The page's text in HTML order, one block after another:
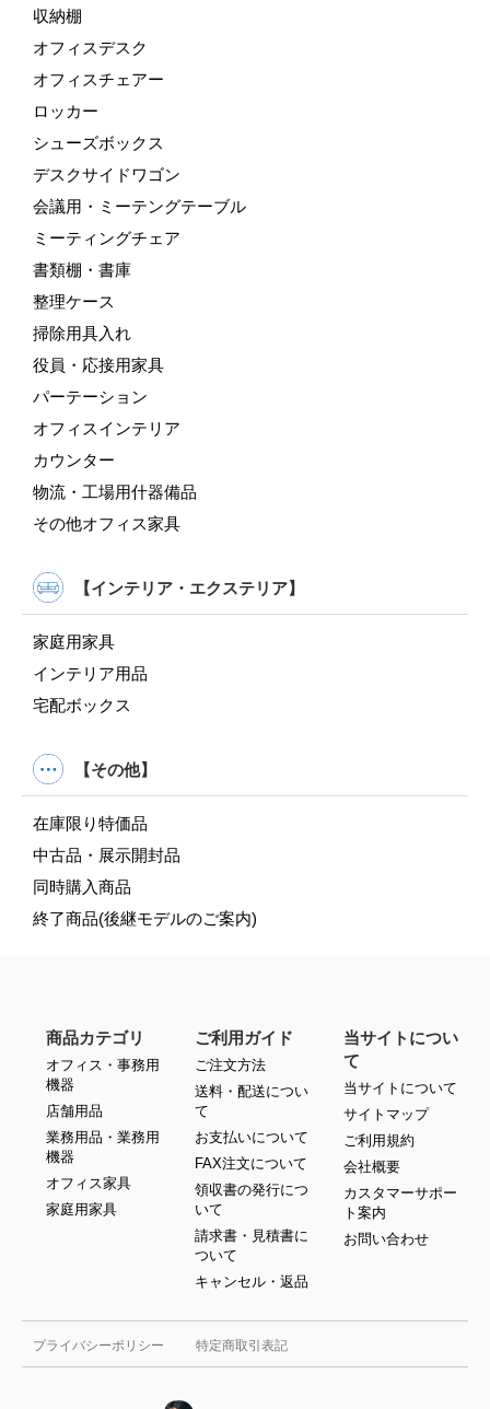
収納棚
オフィスデスク
オフィスチェアー
ロッカー
シューズボックス
デスクサイドワゴン
会議用・ミーテングテーブル
ミーティングチェア
書類棚・書庫
整理ケース
掃除用具入れ
役員・応接用家具
パーテーション
オフィスインテリア
カウンター
物流・工場用什器備品
その他オフィス家具
【インテリア・エクステリア】
家庭用家具
インテリア用品
宅配ボックス
【その他】
在庫限り特価品
中古品・展示開封品
同時購入商品
終了商品(後継モデルのご案内)
プライバシーポリシー 特定商取引表記
商品カテゴリ
オフィス・事務用
機器
店舗用品
業務用品・業務用
機器
オフィス家具
家庭用家具
ご利用ガイド
ご注文方法
送料・配送につい
て
お支払いについて
FAX注文について
領収書の発行につ
いて
請求書・見積書に
ついて
キャンセル・返品
当サイトについ
て
当サイトについて
サイトマップ
ご利用規約
会社概要
カスタマーサポー
ト案内
お問い合わせ